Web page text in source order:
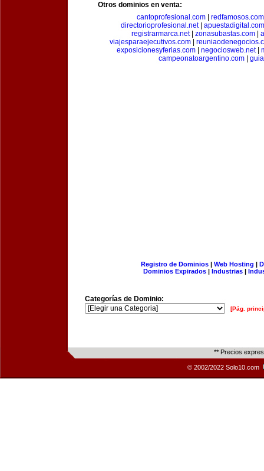
Otros dominios en venta:
cantoprofesional.com
redfamosos.com
directorioprofesional.net| apuestadigital.com
registrarmarca.net| zonasubastas.com|
viajesparaejecutivos.com|
exposicionesyferias.com
negociosweb.net|
campeonatoargentino.com|
Registro de Dominios| Web Hosting |
Dominios Expirados | Industrias |
Categorías de Dominio:
[Pág.
** Precios
© 2002/2022 Solo10.com